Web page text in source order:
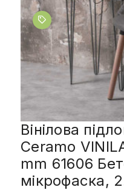
Вінілова
Ceramo
mm 61606
мікрофаска,